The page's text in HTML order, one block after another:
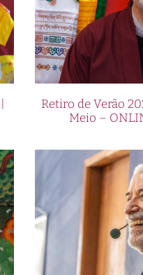
Retiro de Verão
Meio –